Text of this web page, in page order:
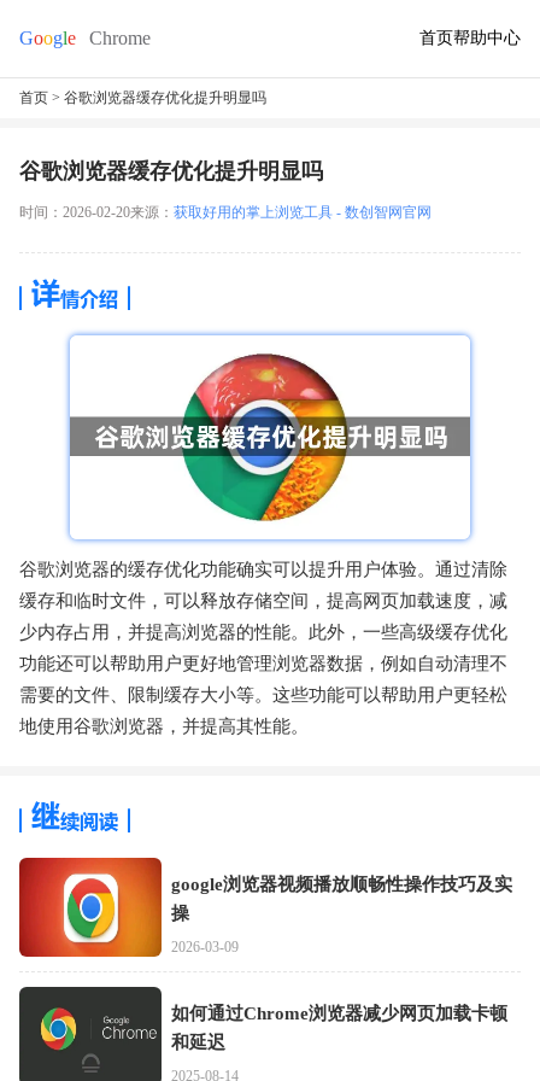
首页帮助中心
首页 > 谷歌浏览器缓存优化提升明显吗
谷歌浏览器缓存优化提升明显吗
时间：2026-02-20来源： 获取好用的掌上浏览工具 - 数创智网官网
谷歌浏览器的缓存优化功能确实可以提升用户体验。通过清除
缓存和临时文件，可以释放存储空间，提高网页加载速度，减
少内存占用，并提高浏览器的性能。此外，一些高级缓存优化
功能还可以帮助用户更好地管理浏览器数据，例如自动清理不
需要的文件、限制缓存大小等。这些功能可以帮助用户更轻松
地使用谷歌浏览器，并提高其性能。
google浏览器视频播放顺畅性操作技巧及实
操
2026-03-09
如何通过Chrome浏览器减少网页加载卡顿
和延迟
2025-08-14